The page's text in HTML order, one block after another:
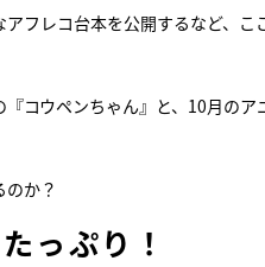
フレコ台本を公開するなど、
コウペンちゃん』と、10月の
か？
っぷり！